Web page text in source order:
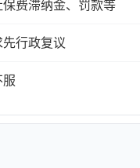
保费滞纳金、罚款等
行政复议